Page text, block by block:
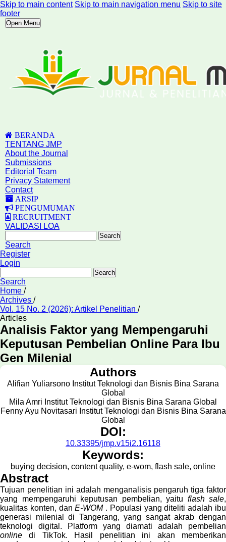
Skip to main content Skip to main navigation menu Skip to site
footer
Open Menu
BERANDA
TENTANG JMP
About the Journal
Submissions
Editorial Team
Privacy Statement
Contact
ARSIP
PENGUMUMAN
RECRUITMENT
VALIDASI LOA
Search
Search
Register
Login
Search
Search
Home /
Archives /
Vol. 15 No. 2 (2026): Artikel Penelitian /
Articles
Analisis Faktor yang Mempengaruhi
Keputusan Pembelian Online Para Ibu
Gen Milenial
Authors
Alifian Yuliarsono Institut Teknologi dan Bisnis Bina Sarana
Global
Mila Amri Institut Teknologi dan Bisnis Bina Sarana Global
Fenny Ayu Novitasari Institut Teknologi dan Bisnis Bina Sarana
Global
DOI:
10.33395/jmp.v15i2.16118
Keywords:
buying decision, content quality, e-wom, flash sale, online
Abstract
Tujuan penelitian ini adalah menganalisis pengaruh tiga faktor
yang mempengaruhi keputusan pembelian, yaitu flash sale,
kualitas konten, dan E-WOM. Populasi yang diteliti adalah ibu
generasi milenial di Tangerang, yang sangat akrab dengan
teknologi digital. Platform yang diamati adalah pembelian
online di TikTok. Hasil penelitian ini akan memberikan